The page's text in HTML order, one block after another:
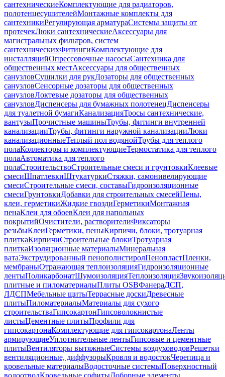
сантехническиеКомплектующие для радиаторов,
полотенцесушителейМонтажные комплекты для
сантехникиРегулирующая арматураСистемы защиты от
протечекЛюки сантехническиеАксессуары для
магистральных фильтров, систем
сантехническихФитингиКомплектующие для
инсталляцийОпрессовочные насосыСантехника для
общественных местАксессуары для общественных
санузловСушилки для рукДозаторы для общественных
санузловСенсорные дозаторы для общественных
санузловЛоктевые дозаторы для общественных
санузловДиспенсеры для бумажных полотенецДиспенсеры
для туалетной бумагиКанализацияТросы сантехнические,
вантузыПрочистные машиныТрубы, фитинги внутренней
канализацииТрубы, фитинги наружной канализацииЛюки
канализационныеТеплый пол водянойТрубы для теплого
полаКоллекторы и комплектующиеТермостатика для теплого
полаАвтоматика для теплого
полаСтроительствоСтроительные смеси и грунтовкиКлеевые
смесиШпатлевкиШтукатуркиСтяжки, самонивелирующие
смесиСтроительные смеси, составыГидроизоляционные
смесиГрунтовкиДобавки для строительных смесейПены,
клеи, герметикиЖидкие гвоздиГерметикиМонтажная
пенаКлеи для обоевКлеи для напольных
покрытийОчистители, растворителиФиксаторы
резьбыКлеиГерметики, пеныКирпичи, блоки, тротуарная
плиткаКирпичиСтроительные блокиТротуарная
плиткаИзоляционные материалыМинеральная
ватаЭкструдированный пенополистиролПенопластПленки,
мембраныОтражающая теплоизоляцияГидроизоляционные
лентыПоликарбонатШумоизоляцияТеплоизоляция
плитные и пиломатериалыПлиты OSBФанераДСП,
ЛДСПМебельные щитыТеррасные доскиДревесные
плитыПиломатериалыМатериалы для сухого
строительстваГипсокартонГипсоволокнистые
листыЦементные плитыПрофили для
гипсокартонаКомплектующие для гипсокартонаЛенты
армирующиеУплотнительные лентыГипсовые и цементные
плитыВентиляторы вытяжныеСистемы воздуховодовРешетки
вентиляционные, диффузорыКровля и водостокЧерепица и
кровельные материалыВодосточные системыПоверхностный
водоотводКровельные софитыДоборные элементы